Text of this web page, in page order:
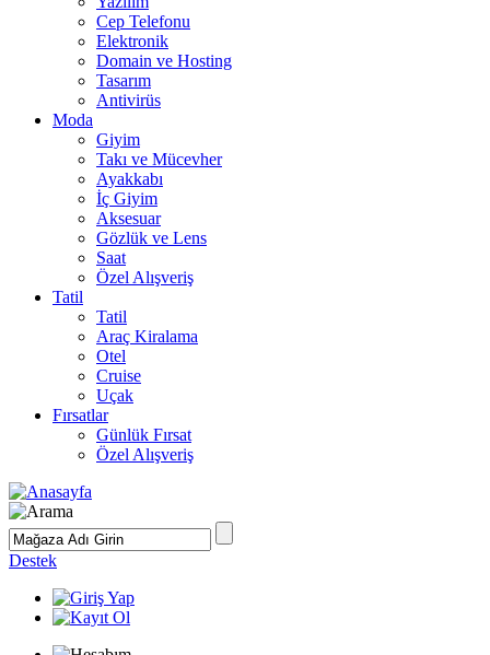
Cep Telefonu
Elektronik
Domain ve Hosting
Tasarım
Antivirüs
Moda
Giyim
Takı ve Mücevher
Ayakkabı
İç Giyim
Aksesuar
Gözlük ve Lens
Saat
Özel Alışveriş
Tatil
Tatil
Araç Kiralama
Otel
Cruise
Uçak
Fırsatlar
Günlük Fırsat
Özel Alışveriş
Destek